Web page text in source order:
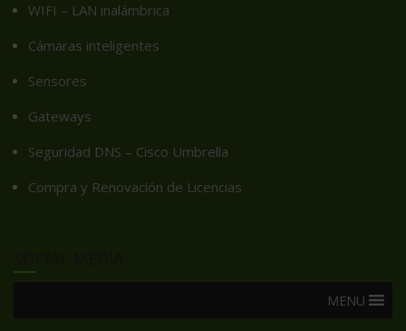
WIFI – LAN inalámbrica
Cámaras inteligentes
Sensores
Gateways
Seguridad DNS – Cisco Umbrella
Compra y Renovación de Licencias
MENU